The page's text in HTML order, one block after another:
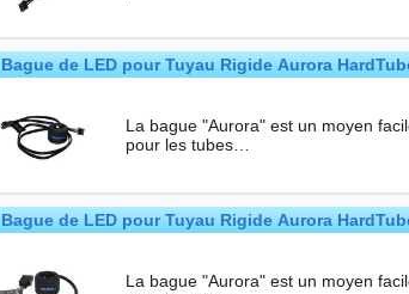
Bague de LED pour Tuyau Rigide Aurora
La bague "Aurora" est un moyen facile d'éclairer
pour les tubes…
Bague de LED pour Tuyau Rigide Aurora
La bague "Aurora" est un moyen facile d'éclairer